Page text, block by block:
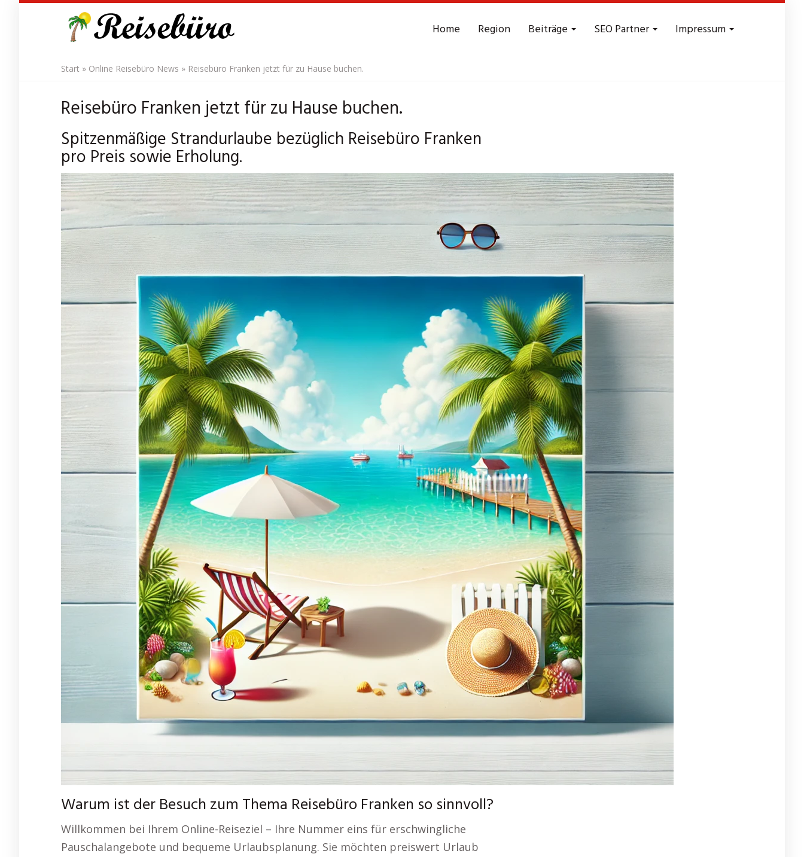
Home Region Beiträge SEO Partner Impressum
Start » Online Reisebüro News » Reisebüro Franken jetzt für zu Hause buchen.
Reisebüro Franken jetzt für zu Hause buchen.
Spitzenmäßige Strandurlaube bezüglich Reisebüro Franken
pro Preis sowie Erholung.
Warum ist der Besuch zum Thema Reisebüro Franken so sinnvoll?
Willkommen bei Ihrem Online-Reiseziel – Ihre Nummer eins für erschwingliche
Pauschalangebote und bequeme Urlaubsplanung. Sie möchten preiswert Urlaub